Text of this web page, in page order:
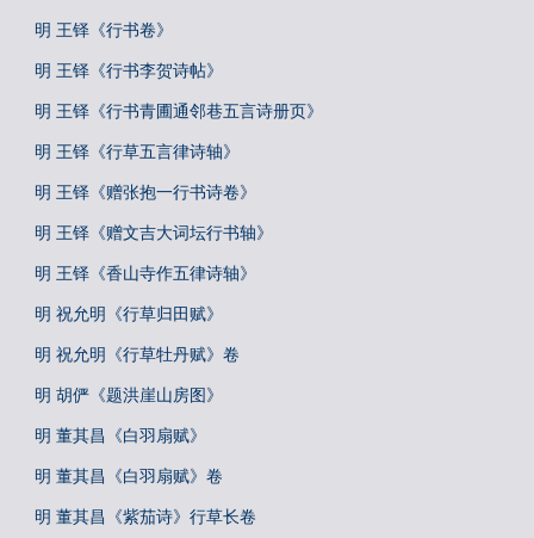
明 王铎《行书卷》
明 王铎《行书李贺诗帖》
明 王铎《行书青圃通邻巷五言诗册页》
明 王铎《行草五言律诗轴》
明 王铎《赠张抱一行书诗卷》
明 王铎《赠文吉大词坛行书轴》
明 王铎《香山寺作五律诗轴》
明 祝允明《行草归田赋》
明 祝允明《行草牡丹赋》卷
明 胡俨《题洪崖山房图》
明 董其昌《白羽扇赋》
明 董其昌《白羽扇赋》卷
明 董其昌《紫茄诗》行草长卷